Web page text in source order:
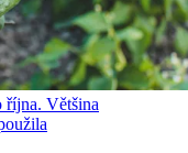
října. Většina